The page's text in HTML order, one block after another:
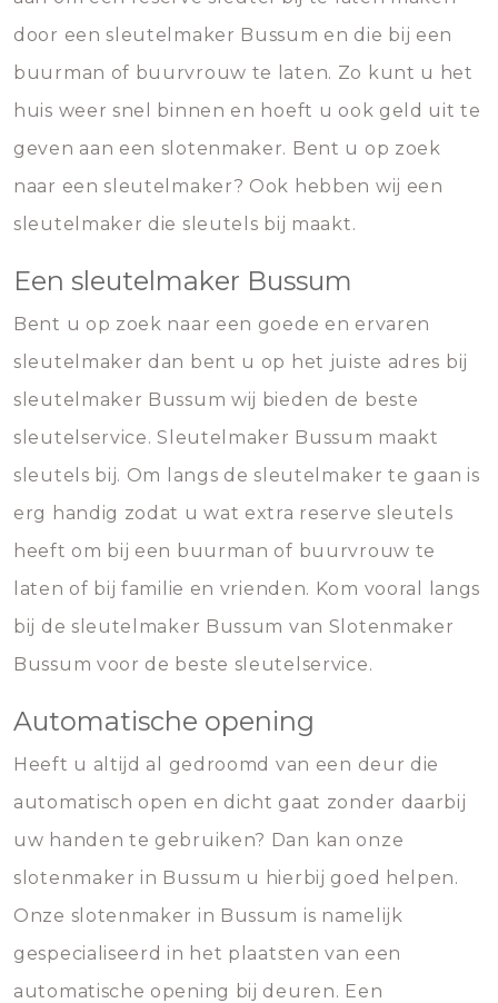
door een sleutelmaker Bussum en die bij een
buurman of buurvrouw te laten. Zo kunt u het
huis weer snel binnen en hoeft u ook geld uit te
geven aan een slotenmaker. Bent u op zoek
naar een sleutelmaker? Ook hebben wij een
sleutelmaker die sleutels bij maakt.
Een sleutelmaker Bussum
Bent u op zoek naar een goede en ervaren
sleutelmaker dan bent u op het juiste adres bij
sleutelmaker Bussum wij bieden de beste
sleutelservice. Sleutelmaker Bussum maakt
sleutels bij. Om langs de sleutelmaker te gaan is
erg handig zodat u wat extra reserve sleutels
heeft om bij een buurman of buurvrouw te
laten of bij familie en vrienden. Kom vooral langs
bij de sleutelmaker Bussum van Slotenmaker
Bussum voor de beste sleutelservice.
Automatische opening
Heeft u altijd al gedroomd van een deur die
automatisch open en dicht gaat zonder daarbij
uw handen te gebruiken? Dan kan onze
slotenmaker in Bussum u hierbij goed helpen.
Onze slotenmaker in Bussum is namelijk
gespecialiseerd in het plaatsten van een
automatische opening bij deuren. Een